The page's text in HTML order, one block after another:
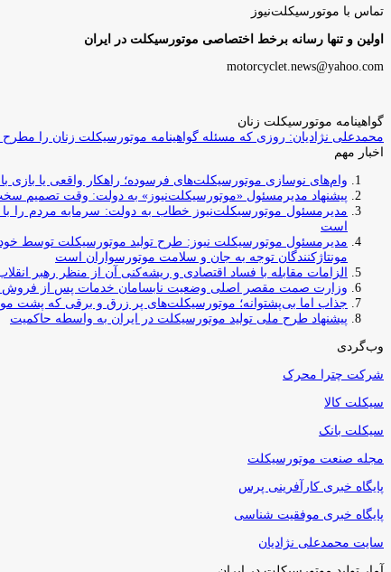
تماس با موتورسیکلت‌نیوز
اولین و تنها رسانه برخط اختصاصی موتورسیکلت در ایران
motorcyclet.news@yahoo.com
گواهینامه موتورسیکلت زنان
محمدعلی نژادیان: روزی که مسئله گواهینامه موتورسیکلت زنان را
اخبار مهم
وام‌های نوسازی موتورسیکلت‌های فرسوده؛ راهکار واقعی یا بازی با منابع کشور؟ / جایگزینی
پیشنهاد مدیرمسئول «موتورسیکلت‌نیوز» به دولت: وقت تصمیم
مدیرمسئول موتورسیکلت‌نیوز خطاب به دولت: سرمایه مردم را
است
مدیرمسئول موتورسیکلت نیوز: طرح تولید موتورسیکلت توسط
مونتاژکنندگان توجه به جان و سلامت موتورسواران است
الزامات مقابله با فساد اقتصادی و ریشه‌کنی آن از منظر رهبر
وزارت صمت مقصر اصلی وضعیت نابسامان خدمات پس از
جذاب اما بی‌پشتوانه؛ موتورسیکلت‌های پر زرق‌ و برقی که پشت
پیشنهاد طرح ملی تولید موتورسیکلت در ایران به واسطه حاکمیت
وب‌گردی
شرکت چترا محرک
سیکلت کالا
سیکلت بانک
مجله صنعت موتورسیکلت
پایگاه خبری کارآفرینی پرس
پایگاه خبری موفقیت شناسی
سایت محمدعلی نژادیان